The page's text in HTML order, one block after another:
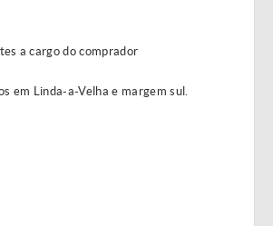
a cargo do comprador
em Linda-a-Velha e margem sul.